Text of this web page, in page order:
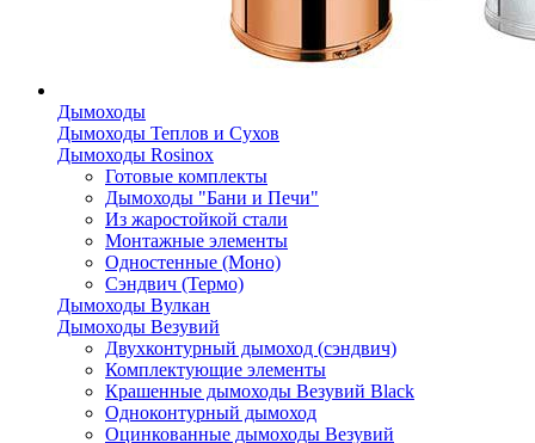
Дымоходы
Дымоходы Теплов и Сухов
Дымоходы Rosinox
Готовые комплекты
Дымоходы "Бани и Печи"
Из жаростойкой стали
Монтажные элементы
Одностенные (Моно)
Сэндвич (Термо)
Дымоходы Вулкан
Дымоходы Везувий
Двухконтурный дымоход (сэндвич)
Комплектующие элементы
Крашенные дымоходы Везувий Black
Одноконтурный дымоход
Оцинкованные дымоходы Везувий